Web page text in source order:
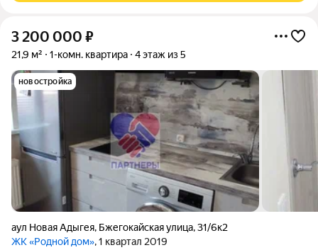
3 200 000 ₽
21,9 м² 1-комн. квартира 4 этаж из 5
новостройка
аул Новая Адыгея, Бжегокайская улица,31/6к2
ЖК «Родной дом», 1 квартал 2019